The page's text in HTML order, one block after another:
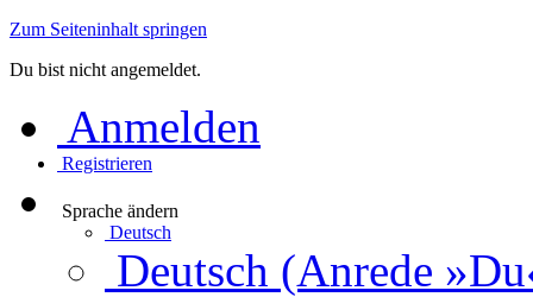
Zum Seiteninhalt springen
Du bist nicht angemeldet.
Anmelden
Registrieren
Sprache ändern
Deutsch
Deutsch (Anrede